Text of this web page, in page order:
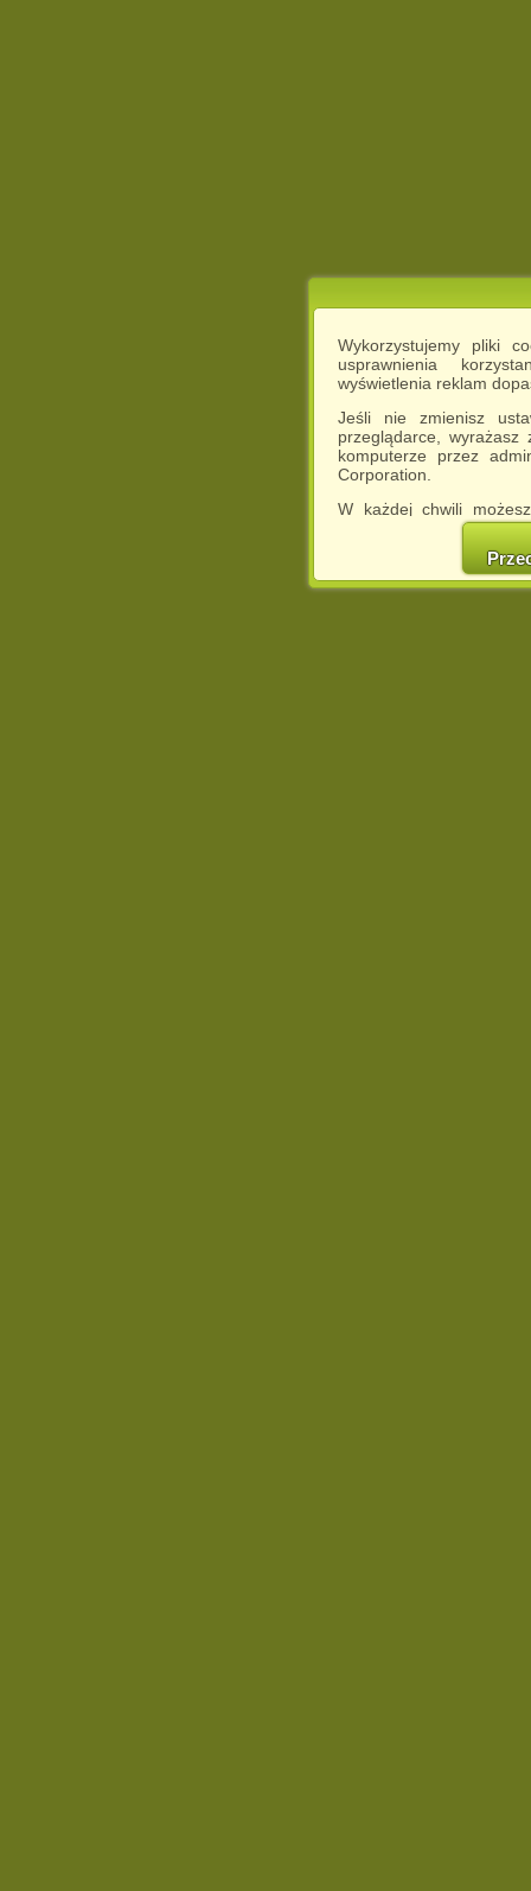
Wykorzystujemy pliki
usprawnienia
wyświetlenia reklam
Jeśli nie zmienisz
przeglądarce,
komputerze przez
Corporation.
W każdej chwili
cookies w swojej
w naszej
http://chomikuj.pl/